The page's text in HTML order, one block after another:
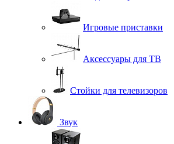
Игровые приставки
Аксессуары для ТВ
Стойки для телевизоров
Звук